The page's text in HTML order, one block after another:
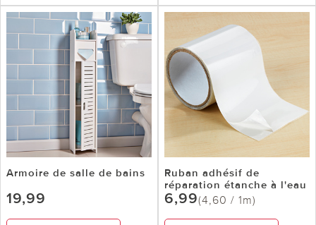
Armoire de salle de bains
19,99
Ruban adhésif de
réparation étanche à l'eau
6,99(4,60 / 1m)